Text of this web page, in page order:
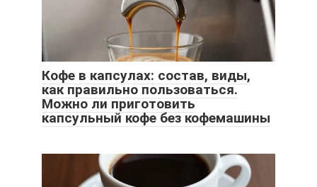
Кофе в капсулах: состав, виды,
как правильно пользоваться.
Можно ли приготовить
капсульный кофе без кофемашины